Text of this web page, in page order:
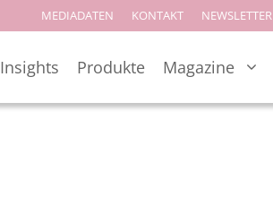
MEDIADATEN KONTAKT NEWSLETTER
Insights Produkte Magazine